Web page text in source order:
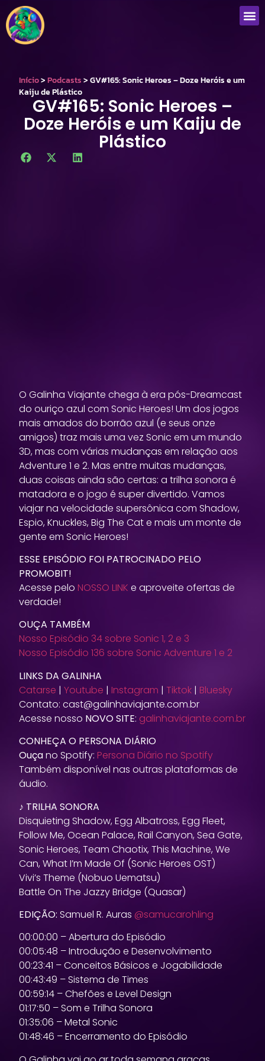
Início>Podcasts >GV#165: Sonic Heroes – Doze Heróis e um
Kaiju de Plástico
GV#165: Sonic Heroes –
Doze Heróis e um Kaiju de
Plástico
O Galinha Viajante chega à era pós-Dreamcast
do ouriço azul com Sonic Heroes! Um dos jogos
mais amados do borrão azul (e seus onze
amigos) traz mais uma vez Sonic em um mundo
3D, mas com várias mudanças em relação aos
Adventure 1 e 2. Mas entre muitas mudanças,
duas coisas ainda são certas: a trilha sonora é
matadora e o jogo é super divertido. Vamos
viajar na velocidade supersônica com Shadow,
Espio, Knuckles, Big The Cat e mais um monte de
gente em Sonic Heroes!
ESSE EPISÓDIO FOI PATROCINADO PELO
PROMOBIT!
Acesse pelo NOSSO LINK e aproveite ofertas de
verdade!
OUÇA TAMBÉM
Nosso Episódio 34 sobre Sonic 1, 2 e 3
Nosso Episódio 136 sobre Sonic Adventure 1 e 2
LINKS DA GALINHA
Catarse |Youtube | Instagram |Tiktok | Bluesky
Contato: cast@galinhaviajante.com.br
Acesse nosso NOVO SITE: galinhaviajante.com.br
CONHEÇA O PERSONA DIÁRIO
Ouçano Spotify:Persona Diário no Spotify
Também disponível nas outras plataformas de
áudio.
♪ TRILHA SONORA
Disquieting Shadow, Egg Albatross, Egg Fleet,
Follow Me, Ocean Palace, Rail Canyon, Sea Gate,
Sonic Heroes, Team Chaotix, This Machine, We
Can, What I’m Made Of (Sonic Heroes OST)
Vivi’s Theme (Nobuo Uematsu)
Battle On The Jazzy Bridge (Quasar)
EDIÇÃO: Samuel R. Auras @samucarohling
00:00:00 – Abertura do Episódio
00:05:48 – Introdução e Desenvolvimento
00:23:41 – Conceitos Básicos e Jogabilidade
00:43:49 – Sistema de Times
00:59:14 – Chefões e Level Design
01:17:50 – Som e Trilha Sonora
01:35:06 – Metal Sonic
01:48:46 – Encerramento do Episódio